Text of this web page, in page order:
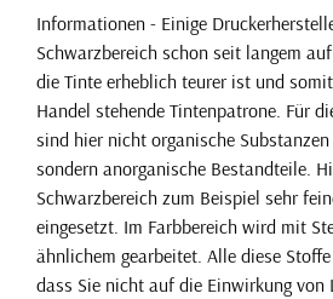
Informationen - Einige
Schwarzbereich schon seit langem
die Tinte erheblich teurer ist und
Handel stehende Tintenpatrone. Für
sind hier nicht organische
sondern anorganische Bestandteile.
Schwarzbereich zum Beispiel sehr
eingesetzt. Im Farbbereich wird mit
ähnlichem gearbeitet. Alle diese
dass Sie nicht auf die Einwirkung von